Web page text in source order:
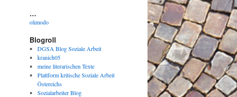
…
olimodo
Blogroll
DGSA Blog Soziale Arbeit
kranich05
meine literarischen Texte
Plattform kritische Soziale Arbeit
Östereichs
Sozialarbeiter Blog